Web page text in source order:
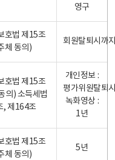
영구
호법 제15조
체 동의)
회원탈퇴시까
호법 제15조
의) 소득세법
, 제164조
개인정보 :
평가위원탈퇴
녹화영상 :
1년
호법 제15조
체 동의)
5년